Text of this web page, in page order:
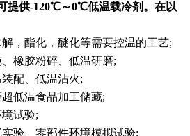
提供-120℃～0℃低温载冷剂。在以
酯化，醚化等需要控温的工艺;
橡胶粉碎、低温研磨;
配、低温沾火;
低温食品加工储藏;
试验;
、零部件环境模拟试验;